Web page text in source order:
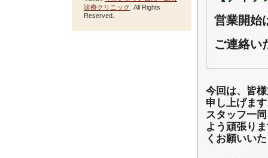
営業開始
ご連絡い
今回は、皆
申し上げま
スタッフ一
よう頑張り
くお願いい
診療クリニック
. All Rights
Reserved.